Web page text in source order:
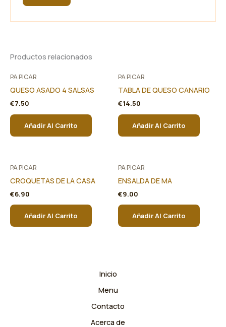
Productos relacionados
PA PICAR
QUESO ASADO 4 SALSAS
€7.50
Añadir Al Carrito
PA PICAR
TABLA DE QUESO CANARIO
€14.50
Añadir Al Carrito
PA PICAR
CROQUETAS DE LA CASA
€6.90
Añadir Al Carrito
PA PICAR
ENSALDA DE MA
€9.00
Añadir Al Carrito
Inicio
Menu
Contacto
Acerca de